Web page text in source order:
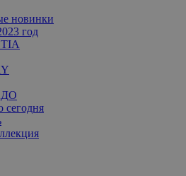
новинки
год
сегодня